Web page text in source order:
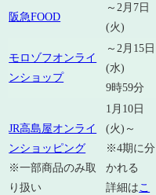
阪急FOOD
～2月7日
(火)
モロゾフオンライ
ンショップ
～2月15日
(水)
9時59分
JR高島屋オンライ
ンショッピング
※一部商品のみ取
り扱い
1月10日
(火)～
※4期に分
かれる
詳細は こ